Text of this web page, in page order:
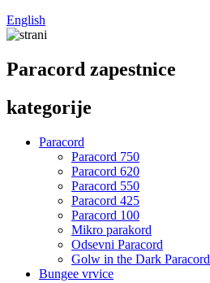
English
Paracord zapestnice
kategorije
Paracord
Paracord 750
Paracord 620
Paracord 550
Paracord 425
Paracord 100
Mikro parakord
Odsevni Paracord
Golw in the Dark Paracord
Bungee vrvice